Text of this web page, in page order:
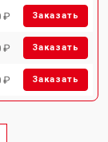
₽ Заказать
₽ Заказать
₽ Заказать